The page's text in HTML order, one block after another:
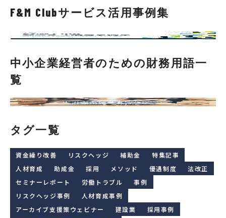
F&M Clubサービス活用事例集
中小企業経営者のための財務用語一
覧
タグ一覧
資金繰り改善 リスクヘッジ 補助金
特集記事
人材育成
助成金 採用 メソッド 優遇制度
法改正
セミナーレポート
労働トラブル
事例
リスクヘッジ事例
人材育成事例
アーカイブ支援策ウェビナー
建設業
採用事例